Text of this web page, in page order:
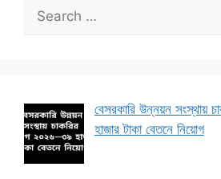
for:
বেসরকারি উন্নয়ন
হাজার টাকা বেতনে নিয়োগ